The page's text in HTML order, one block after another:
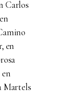
Carlos
en
Martels